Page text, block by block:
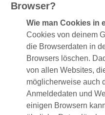
Browser?
Wie man Cookies in
Cookies von deinem
die Browserdaten in
Browsers löschen.
von allen Websites,
möglicherweise auch
Anmeldedaten und
einigen Browsern